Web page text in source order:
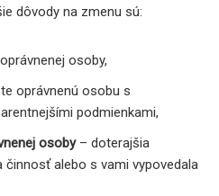
dôvody na zmenu sú:
oprávnenej osoby,
oprávnenú osobu s
podmienkami,
osoby– doterajšia
alebo s vami vypovedala